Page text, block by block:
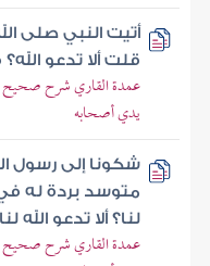
أتيت النبي صلى
قلت ألا تدعو
عمدة القاري شرح صحيح
يدي أصحابه
شكونا إلى رسول
متوسد بردة له
لنا؟ ألا تدعو الله
عمدة القاري شرح صحيح